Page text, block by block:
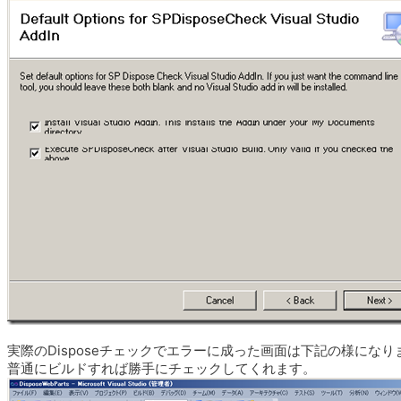
実際のDisposeチェックでエラーに成った画面は下記の様になり
普通にビルドすれば勝手にチェックしてくれます。